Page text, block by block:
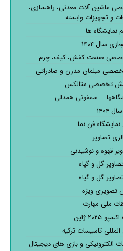
ماشین آلات معدنی، راهسازی،
و تجهیزات وابسته
نمایشگاه ها
سال ۱۴۰۴
صنعت کفش، کیف، چرم
مبلمان مدرن و صادراتی
تخصصی متالکس
– سمفونی همدلی
سال ۱۴۰۴
فن نما
تصاویر
قهوه و نوشیدنی
گل و گیاه
گل و گیاه
تصویری ویژه
ملی مهارت
۲۰۲۵ ژاپن
تاسیسات ترکیه
الکترونیکی و بازی های دیجیتال